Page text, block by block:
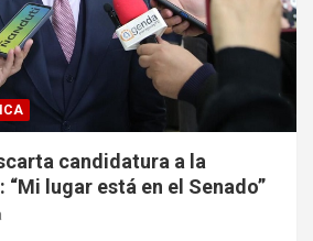
candidatura a la
lugar está en el Senado”